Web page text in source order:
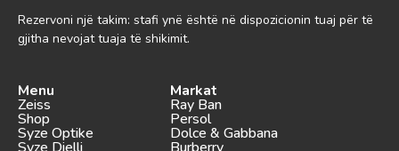
Rezervoni një takim: stafi ynë është në dispozicionin tuaj për të
gjitha nevojat tuaja të shikimit.
Menu
Zeiss
Shop
Syze Optike
Markat
Ray Ban
Persol
Dolce & Gabbana